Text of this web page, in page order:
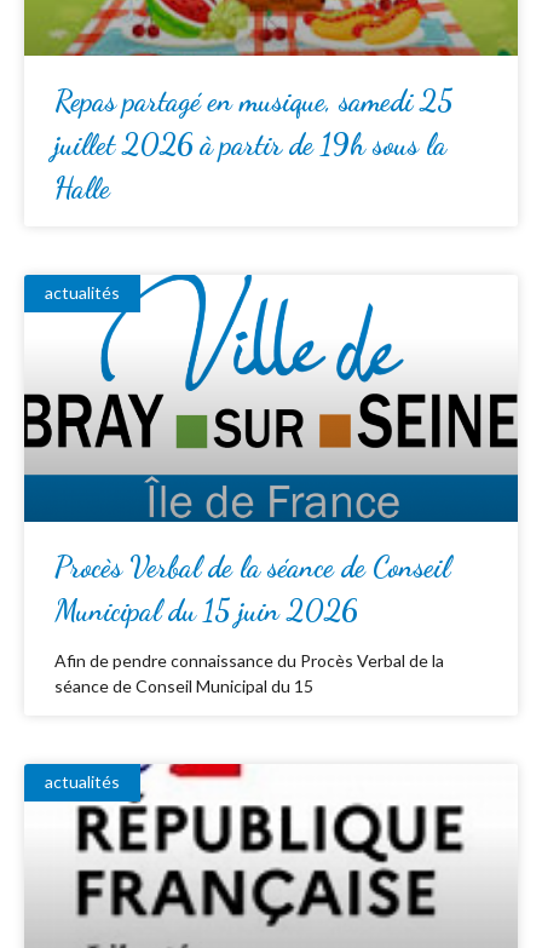
Repas partagé en musique, samedi 25
juillet 2026 à partir de 19h sous la
Halle
actualités
Procès Verbal de la séance de Conseil
Municipal du 15 juin 2026
Afin de pendre connaissance du Procès Verbal de la
séance de Conseil Municipal du 15
actualités